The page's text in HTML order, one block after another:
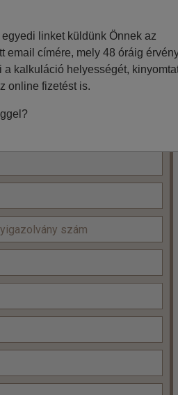
Ft/fő, 2F, budapesti indulás2
linket küldünk Önnek az
email címére, mely 48 óráig
a kalkuláció helyességét,
online fizetést is.